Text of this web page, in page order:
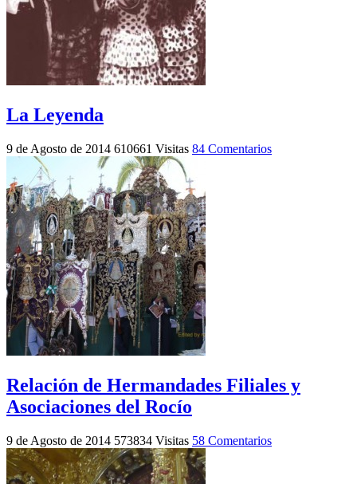
La Leyenda
9 de Agosto de 2014 610661 Visitas 84 Comentarios
Relación de Hermandades Filiales y
Asociaciones del Rocío
9 de Agosto de 2014 573834 Visitas 58 Comentarios